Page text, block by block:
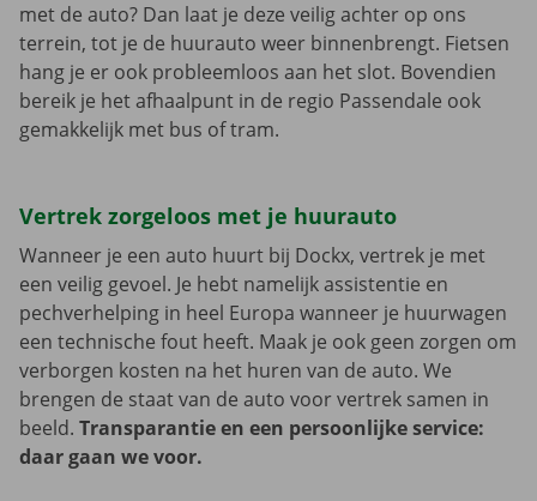
met de auto? Dan laat je deze veilig achter op ons
terrein, tot je de huurauto weer binnenbrengt. Fietsen
hang je er ook probleemloos aan het slot. Bovendien
bereik je het afhaalpunt in de regio Passendale ook
gemakkelijk met bus of tram.
Vertrek zorgeloos met je huurauto
Wanneer je een auto huurt bij Dockx, vertrek je met
een veilig gevoel. Je hebt namelijk assistentie en
pechverhelping in heel Europa wanneer je huurwagen
een technische fout heeft. Maak je ook geen zorgen om
verborgen kosten na het huren van de auto. We
brengen de staat van de auto voor vertrek samen in
beeld. Transparantie en een persoonlijke service:
daar gaan we voor.